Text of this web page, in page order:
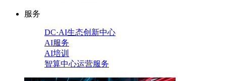
服务
DC·AI生态创新中心
AI服务
AI培训
智算中心运营服务